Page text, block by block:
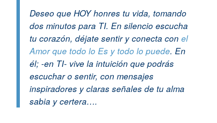
Deseo que HOY honres tu vida, tomando
dos minutos para TI. En silencio escucha
tu corazón, déjate sentir y conecta con el
Amor que todo lo Es y todo lo puede. En
él; -en TI- vive la intuición que podrás
escuchar o sentir, con mensajes
inspiradores y claras señales de tu alma
sabia y certera….